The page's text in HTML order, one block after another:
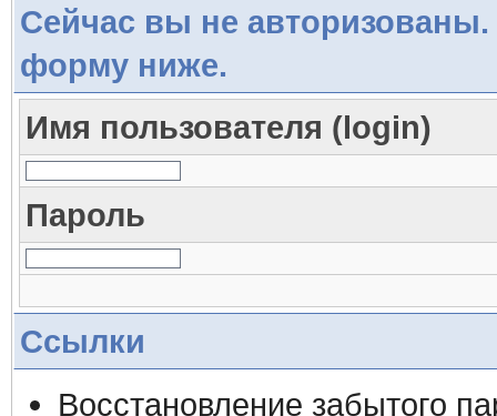
Сейчас вы не авторизованы.
форму ниже.
Имя пользователя (login)
Пароль
Ссылки
Восстановление забытого